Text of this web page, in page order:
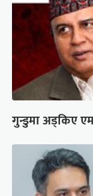
गुन्डुमा अड्किए